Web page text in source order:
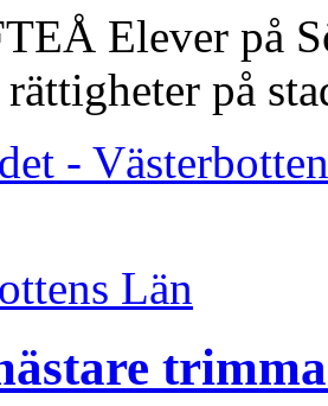
Elever på
på
- Västerbotten
Län